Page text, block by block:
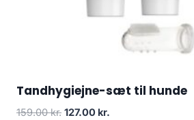
Tandhygiejne-sæt til hunde
159.00kr. Den
127.00 kr.